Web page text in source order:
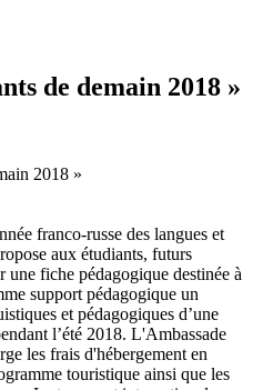
de demain 2018 »
franco-russe des langues et
aux étudiants, futurs
une fiche pédagogique destinée à
support pédagogique un
et pédagogiques d’une
l’été 2018. L'Ambassade
les frais d'hébergement en
touristique ainsi que les